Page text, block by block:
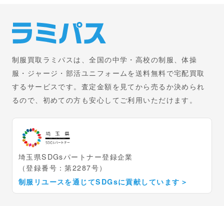
制服買取ラミパスは、全国の中学・高校の制服、体操
服・ジャージ・部活ユニフォームを送料無料で宅配買取
するサービスです。査定金額を見てから売るか決められ
るので、初めての方も安心してご利用いただけます。
埼玉県SDGsパートナー登録企業
（登録番号：第2287号）
制服リユースを通じてSDGsに貢献しています ＞